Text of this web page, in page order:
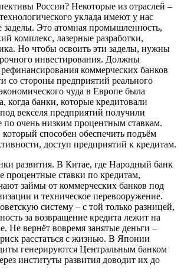
России? Некоторые из отраслей –
уклада имеют у нас
Это атомная промышленность,
комплекс, лазерные разработки,
Но чтобы освоить эти заделы, нужны
инвестирования. Должны
рефинансирования коммерческих банков
со стороны предприятий реального
чуда в Европе была
когда банки, которые кредитовали
векселя предприятий получили
по очень низким процентным ставкам.
способен обеспечить подъём
доступ предприятий к кредитам.
развития. В Китае, где Народный банк
процентные ставки по кредитам,
займы от коммерческих банков под
и техническое перевооружение.
систему – с той только разницей,
за возвращение кредита лежит на
Не вернёт вовремя занятые деньги –
расстаться с жизнью. В Японии
генерируются Центральным банком
институты развития доводит их до